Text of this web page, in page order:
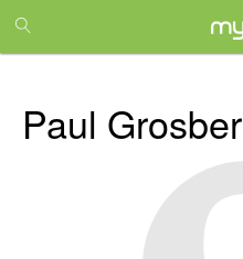
month
free
Paul Grosber